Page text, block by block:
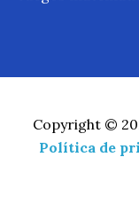
Copyright ©
Política de